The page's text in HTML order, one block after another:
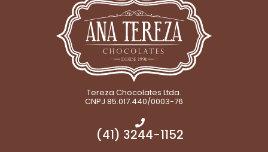
Tereza Chocolates Ltda.
CNPJ 85.017.440/0003-76
(41) 3244-1152